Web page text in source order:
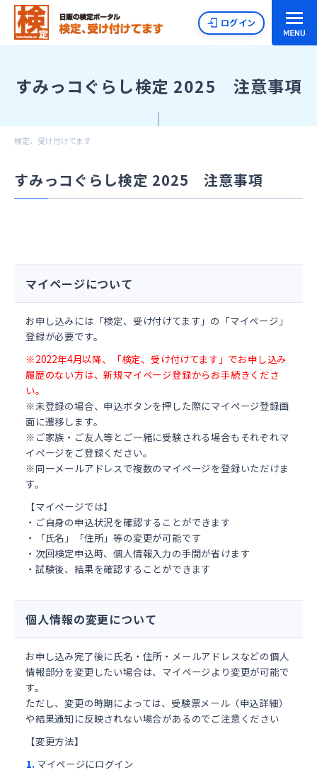
ログイン
すみっコぐらし検定 2025 注意事項
検定、受け付けてます
すみっコぐらし検定 2025 注意事項
マイページについて
お申し込みには「検定、受け付けてます」の「マイページ」
登録が必要です。
※2022年4月以降、「検定、受け付けてます」でお申し込み
履歴のない方は、新規マイページ登録からお手続きくださ
い。
※未登録の場合、申込ボタンを押した際にマイページ登録画
面に遷移します。
※ご家族・ご友人等とご一緒に受験される場合もそれぞれマ
イページをご登録ください。
※同一メールアドレスで複数のマイページを登録いただけま
す。
【マイページでは】
・ご自身の申込状況を確認することができます
・「氏名」「住所」等の変更が可能です
・次回検定申込時、個人情報入力の手間が省けます
・試験後、結果を確認することができます
個人情報の変更について
お申し込み完了後に氏名・住所・メールアドレスなどの個人
情報部分を変更したい場合は、マイページより変更が可能で
す。
ただし、変更の時期によっては、受験票メール（申込詳細）
や結果通知に反映されない場合があるのでご注意ください
【変更方法】
マイページにログイン